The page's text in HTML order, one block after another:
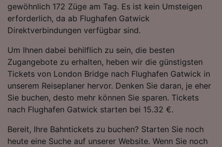
gewöhnlich 172 Züge am Tag. Es ist kein Umsteigen
erforderlich, da ab Flughafen Gatwick
Direktverbindungen verfügbar sind.
Um Ihnen dabei behilflich zu sein, die besten
Zugangebote zu erhalten, heben wir die günstigsten
Tickets von London Bridge nach Flughafen Gatwick in
unserem Reiseplaner hervor. Denken Sie daran, je eher
Sie buchen, desto mehr können Sie sparen. Tickets
nach Flughafen Gatwick starten bei 15.32 €.
Bereit, Ihre Bahntickets zu buchen? Starten Sie noch
heute eine Suche auf unserer Website. Wenn Sie noch